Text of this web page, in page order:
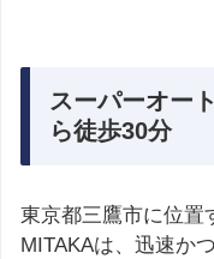
スーパーオー
ら徒歩30分
東京都三鷹市に位置
MITAKAは、迅速か